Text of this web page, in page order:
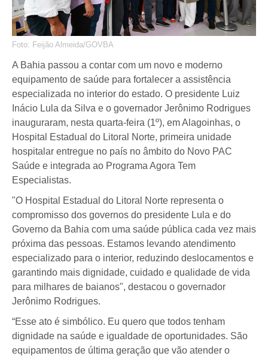
Foto: Feijão Almeida/GOVBA
A Bahia passou a contar com um novo e moderno
equipamento de saúde para fortalecer a assistência
especializada no interior do estado. O presidente Luiz
Inácio Lula da Silva e o governador Jerônimo Rodrigues
inauguraram, nesta quarta-feira (1º), em Alagoinhas, o
Hospital Estadual do Litoral Norte, primeira unidade
hospitalar entregue no país no âmbito do Novo PAC
Saúde e integrada ao Programa Agora Tem
Especialistas.
"O Hospital Estadual do Litoral Norte representa o
compromisso dos governos do presidente Lula e do
Governo da Bahia com uma saúde pública cada vez mais
próxima das pessoas. Estamos levando atendimento
especializado para o interior, reduzindo deslocamentos e
garantindo mais dignidade, cuidado e qualidade de vida
para milhares de baianos", destacou o governador
Jerônimo Rodrigues.
“Esse ato é simbólico. Eu quero que todos tenham
dignidade na saúde e igualdade de oportunidades. São
equipamentos de última geração que vão atender o